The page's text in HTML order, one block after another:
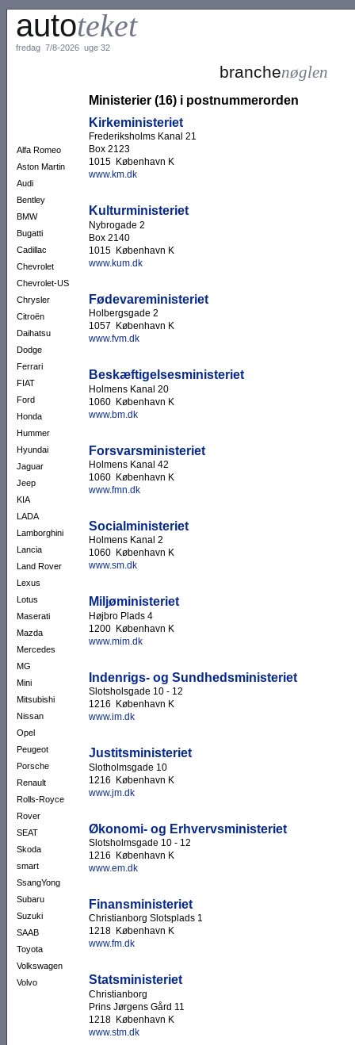
autoteket
fredag 7/8-2026 uge 32
Alfa Romeo
Aston Martin
Audi
Bentley
BMW
Bugatti
Cadillac
Chevrolet
Chevrolet-US
Chrysler
Citroën
Daihatsu
Dodge
Ferrari
FIAT
Ford
Honda
Hummer
Hyundai
Jaguar
Jeep
KIA
LADA
Lamborghini
Lancia
Land Rover
Lexus
Lotus
Maserati
Mazda
Mercedes
MG
Mini
Mitsubishi
Nissan
Opel
Peugeot
Porsche
Renault
Rolls-Royce
Rover
SEAT
Skoda
smart
SsangYong
Subaru
Suzuki
SAAB
Toyota
Volkswagen
Volvo
branchenøglen
Ministerier (16) i postnummerorden
Kirkeministeriet
Frederiksholms Kanal 21
Box 2123
1015 København K
www.km.dk
Kulturministeriet
Nybrogade 2
Box 2140
1015 København K
www.kum.dk
Fødevareministeriet
Holbergsgade 2
1057 København K
www.fvm.dk
Beskæftigelsesministeriet
Holmens Kanal 20
1060 København K
www.bm.dk
Forsvarsministeriet
Holmens Kanal 42
1060 København K
www.fmn.dk
Socialministeriet
Holmens Kanal 2
1060 København K
www.sm.dk
Miljøministeriet
Højbro Plads 4
1200 København K
www.mim.dk
Indenrigs- og Sundhedsministeriet
Slotsholsgade 10 - 12
1216 København K
www.im.dk
Justitsministeriet
Slotholmsgade 10
1216 København K
www.jm.dk
Økonomi- og Erhvervsministeriet
Slotsholmsgade 10 - 12
1216 København K
www.em.dk
Finansministeriet
Christianborg Slotsplads 1
1218 København K
www.fm.dk
Statsministeriet
Christianborg
Prins Jørgens Gård 11
1218 København K
www.stm.dk